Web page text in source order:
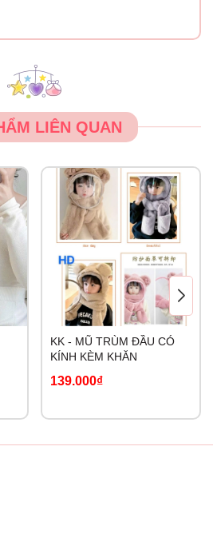
LIÊN QUAN
KK - MŨ TRÙM ĐẦU CÓ
KÍNH KÈM KHĂN
139.000₫